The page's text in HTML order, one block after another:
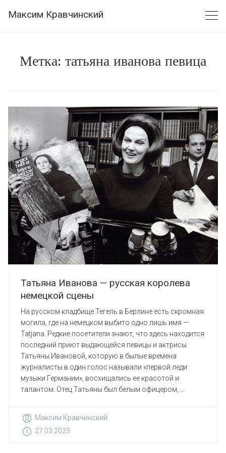
Максим Кравчинский
Метка: татьяна иванова певица
Татьяна Иванова — русская королева
немецкой сцены
На русском кладбище Тегель в Берлине есть скромная
могила, где на немецком выбито одно лишь имя —
Tatjana. Редкие посетители знают, что здесь находится
последний приют выдающейся певицы и актрисы
Татьяны Ивановой, которую в былые времена
журналисты в один голос называли «первой леди
музыки Германии», восхищались ее красотой и
талантом. Отец Татьяны был белым офицером, ...
Максим Кравчинский
27.03.2023